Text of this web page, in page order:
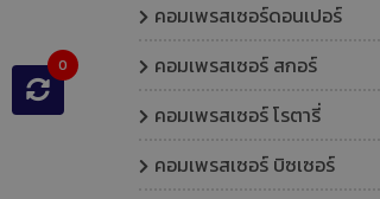
0
คอมเพรสเซอร์ดอนเปอร์
คอมเพรสเซอร์ สกอร์
คอมเพรสเซอร์ โรตารี่
คอมเพรสเซอร์ บิซเซอร์